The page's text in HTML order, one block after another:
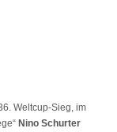
Weltcup-Sieg, im
Nino Schurter